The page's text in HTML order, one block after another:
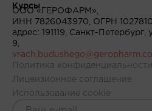
Курсы
ООО «ГЕРОФАРМ»,
ИНН 7826043970, ОГРН
адрес: 191119, Санкт-
9,
Политика конфиденциальности
Лицензионное соглашение
Использование cookie